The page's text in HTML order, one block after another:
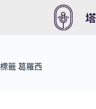
容
標籤 葛羅西